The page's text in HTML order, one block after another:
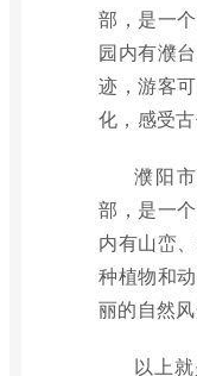
部，是一
园内有濮
迹，游客
化，感受古
濮阳
部，是一
内有山峦
种植物和
丽的自然
以上